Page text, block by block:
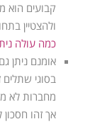
קבועים
ולהצטיין
כמה עולה
אומנם ניתן
בסוגי שתלים
מחברות לא
אך זהו